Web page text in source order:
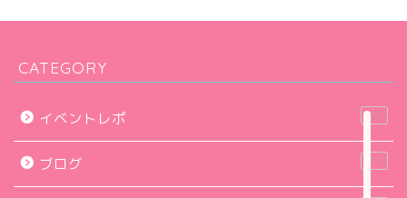
CATEGORY
イベントレポ 23
ブログ 33
プロフィール（代表・ピア
アクセス